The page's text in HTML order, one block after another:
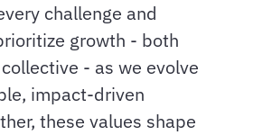
challenge and
growth - both
- as we evolve
impact-driven
these values shape